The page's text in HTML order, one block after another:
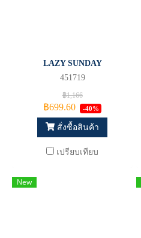
LAZY SUNDAY
451719
฿1,166
฿699.60 -40%
สั่งซื้อสินค้า
เปรียบเทียบ
New